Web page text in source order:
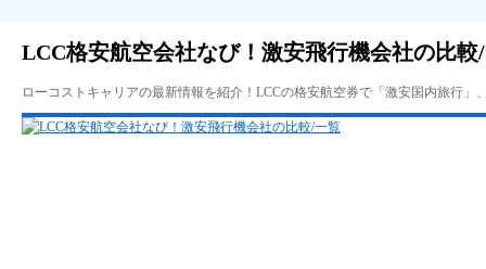
LCC格安航空会社なび！激安飛行機会社の比較
ローコストキャリアの最新情報を紹介！LCCの格安航空券で「激安国内旅行